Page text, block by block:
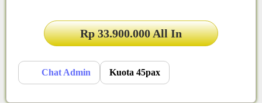
Rp 33.900.000 All In
Chat Admin Kuota 45pax